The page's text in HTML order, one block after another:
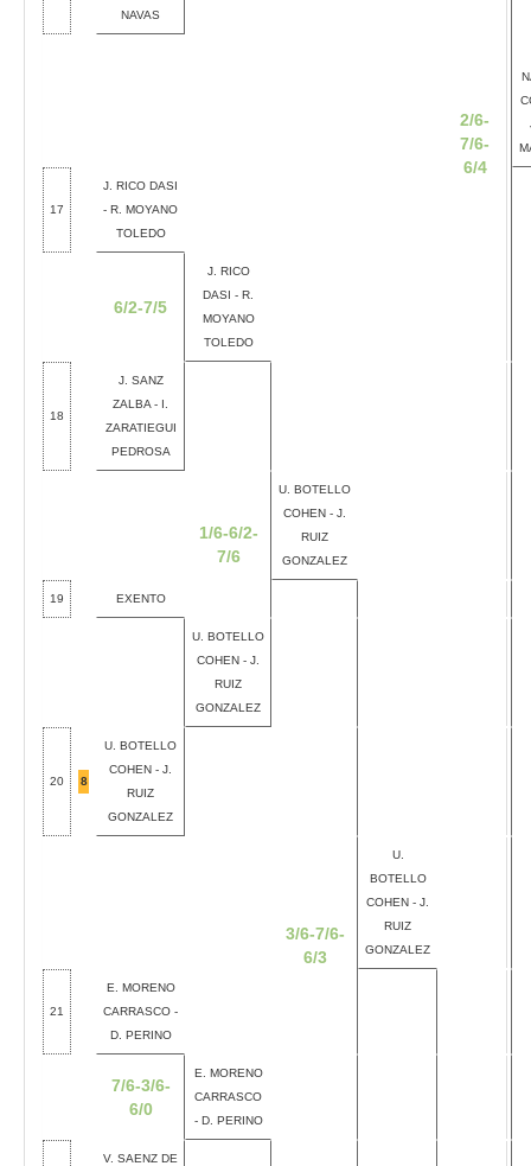
NAVAS
2/6-
7/6-
6/4
17
J. RICO DASI
- R. MOYANO
TOLEDO
6/2-7/5
J. RICO
DASI - R.
MOYANO
TOLEDO
18
J. SANZ
ZALBA - I.
ZARATIEGUI
PEDROSA
1/6-6/2-
7/6
U. BOTELLO
COHEN - J.
RUIZ
GONZALEZ
19 EXENTO
U. BOTELLO
COHEN - J.
RUIZ
GONZALEZ
20 8
U. BOTELLO
COHEN - J.
RUIZ
GONZALEZ
3/6-7/6-
6/3
U.
BOTELLO
COHEN - J.
RUIZ
GONZALEZ
21
E. MORENO
CARRASCO -
D. PERINO
7/6-3/6-
6/0
E. MORENO
CARRASCO
- D. PERINO
V. SAENZ DE